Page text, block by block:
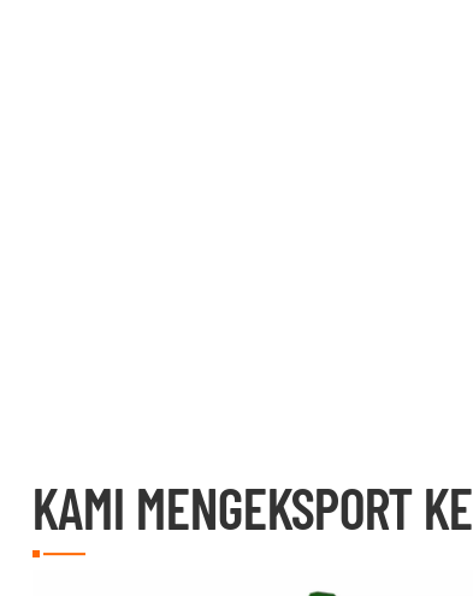
KAMI MENGEKSPORT KE